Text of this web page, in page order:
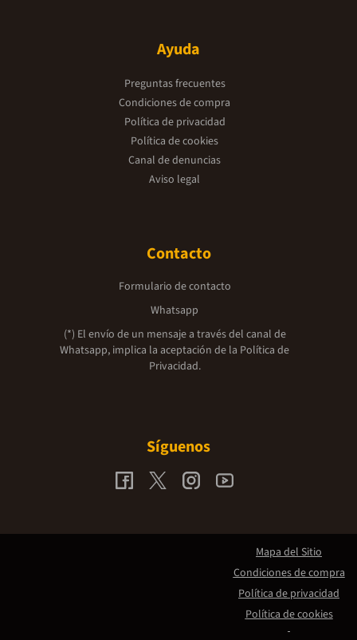
Ayuda
Preguntas frecuentes
Condiciones de compra
Política de privacidad
Política de cookies
Canal de denuncias
Aviso legal
Contacto
Formulario de contacto
Whatsapp
(*) El envío de un mensaje a través del canal de
Whatsapp, implica la aceptación de la Política de
Privacidad.
Síguenos
Mapa del Sitio
Condiciones de compra
Política de privacidad
Política de cookies